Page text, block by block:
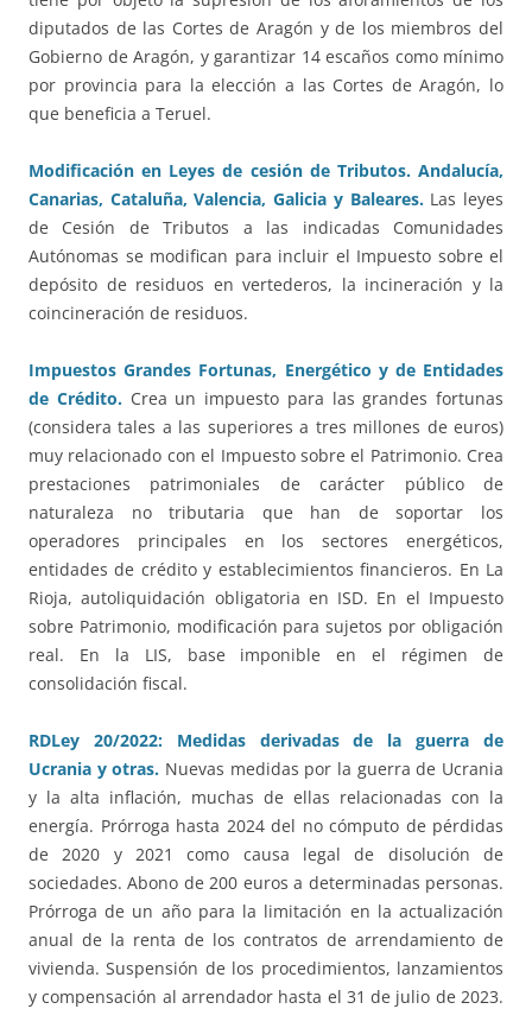
diputados de las Cortes de Aragón y de los miembros del
Gobierno de Aragón, y garantizar 14 escaños como mínimo
por provincia para la elección a las Cortes de Aragón, lo
que beneficia a Teruel.
Modificación en Leyes de cesión de Tributos. Andalucía,
Canarias, Cataluña, Valencia, Galicia y Baleares.Las leyes
de Cesión de Tributos a las indicadas Comunidades
Autónomas se modifican para incluir el Impuesto sobre el
depósito de residuos en vertederos, la incineración y la
coincineración de residuos.
Impuestos Grandes Fortunas, Energético y de Entidades
de Crédito.Crea un impuesto para las grandes fortunas
(considera tales a las superiores a tres millones de euros)
muy relacionado con el Impuesto sobre el Patrimonio. Crea
prestaciones patrimoniales de carácter público de
naturaleza no tributaria que han de soportar los
operadores principales en los sectores energéticos,
entidades de crédito y establecimientos financieros. En La
Rioja, autoliquidación obligatoria en ISD. En el Impuesto
sobre Patrimonio, modificación para sujetos por obligación
real. En la LIS, base imponible en el régimen de
consolidación fiscal.
RDLey 20/2022: Medidas derivadas de la guerra de
Ucrania y otras. Nuevas medidas por la guerra de Ucrania
y la alta inflación, muchas de ellas relacionadas con la
energía. Prórroga hasta 2024 del no cómputo de pérdidas
de 2020 y 2021 como causa legal de disolución de
sociedades. Abono de 200 euros a determinadas personas.
Prórroga de un año para la limitación en la actualización
anual de la renta de los contratos de arrendamiento de
vivienda. Suspensión de los procedimientos, lanzamientos
y compensación al arrendador hasta el 31 de julio de 2023.